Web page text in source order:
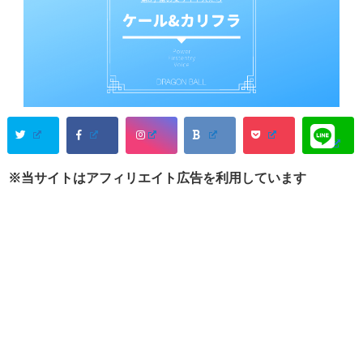
※当サイトはアフィリエイト広告を利用しています